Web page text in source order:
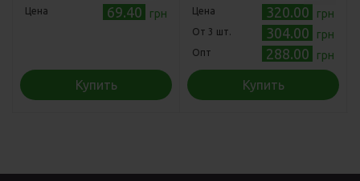
Цена 69.40 грн
Купить
Цена 320.00 грн
Oт 3 шт. 304.00 грн
Опт 288.00 грн
Купить